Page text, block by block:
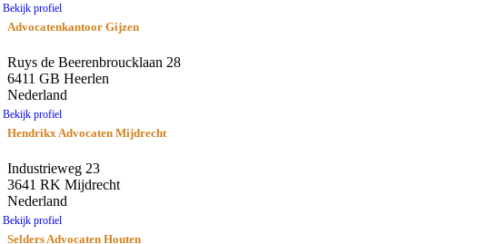
Bekijk profiel
Advocatenkantoor Gijzen
Ruys de Beerenbroucklaan 28
6411 GB Heerlen
Nederland
Bekijk profiel
Hendrikx Advocaten Mijdrecht
Industrieweg 23
3641 RK Mijdrecht
Nederland
Bekijk profiel
Selders Advocaten Houten